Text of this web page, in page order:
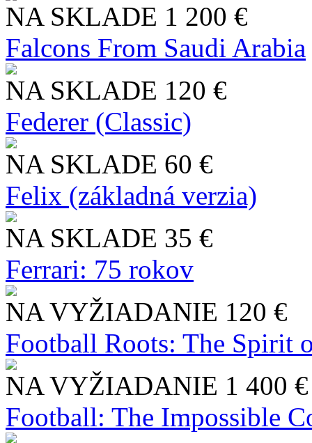
NA SKLADE 1 200 €
Falcons From Saudi Arabia
NA SKLADE 120 €
Federer (Classic)
NA SKLADE 60 €
Felix (základná verzia)
NA SKLADE 35 €
Ferrari: 75 rokov
NA VYŽIADANIE 120 €
Football Roots: The Spirit
NA VYŽIADANIE 1 400 €
Football: The Impossible